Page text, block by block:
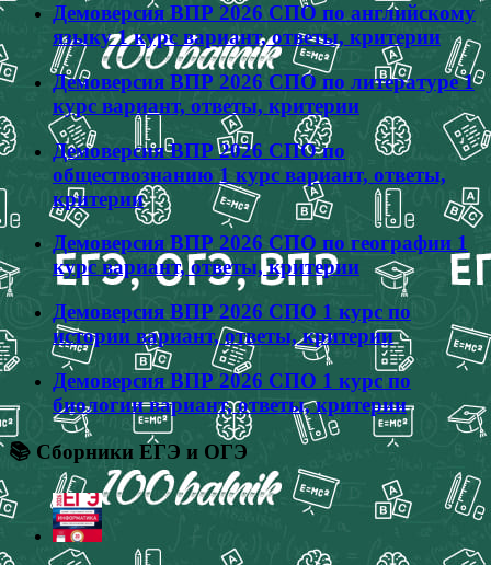
Демоверсия ВПР 2026 СПО по английскому
языку 1 курс вариант, ответы, критерии
Демоверсия ВПР 2026 СПО по литературе 1
курс вариант, ответы, критерии
Демоверсия ВПР 2026 СПО по
обществознанию 1 курс вариант, ответы,
критерии
Демоверсия ВПР 2026 СПО по географии 1
курс вариант, ответы, критерии
Демоверсия ВПР 2026 СПО 1 курс по
истории вариант, ответы, критерии
Демоверсия ВПР 2026 СПО 1 курс по
биологии вариант, ответы, критерии
📚 Сборники ЕГЭ и ОГЭ